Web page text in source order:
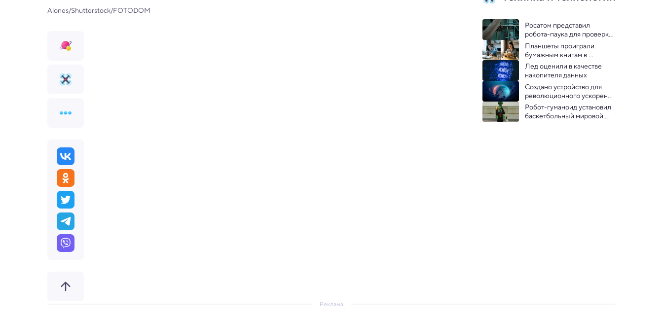
Alones/Shutterstock/FOTODOM
Росатом представил
робота-паука для проверки
ядерных реакторов
Планшеты проиграли
бумажным книгам в
неожиданном
эксперименте
Лед оценили в качестве
накопителя данных
Создано устройство для
революционного ускорения
интернета
Робот-гуманоид установил
баскетбольный мировой
Реклама